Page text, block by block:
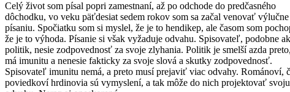
Celý život som písal popri zamestnaní, až po odchode do predčasného
dôchodku, vo veku päťdesiat sedem rokov som sa začal venovať výlučne
písaniu. Spočiatku som si myslel, že je to hendikep, ale časom som
že je to výhoda. Písanie si však vyžaduje odvahu. Spisovateľ, podobne
politik, nesie zodpovednosť za svoje zlyhania. Politik je smelší azda
má imunitu a nenesie fakticky za svoje slová a skutky zodpovednosť.
Spisovateľ imunitu nemá, a preto musí prejaviť viac odvahy. Románoví,
poviedkoví hrdinovia sú vymyslení, a tak môže do nich projektovať svoju